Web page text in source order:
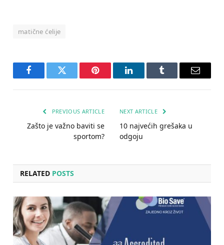
matične ćelije
FacebookTwitter Pinterest LinkedInTumblr Email
PREVIOUS ARTICLE
Zašto je važno baviti se
sportom?
NEXT ARTICLE
10 najvećih grešaka u
odgoju
RELATED POSTS